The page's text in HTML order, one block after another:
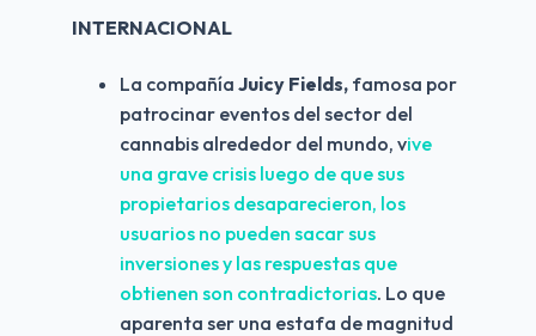
INTERNACIONAL
La compañía Juicy Fields, famosa por
patrocinar eventos del sector del
cannabis alrededor del mundo, vive
una grave crisis luego de que sus
propietarios desaparecieron, los
usuarios no pueden sacar sus
inversiones y las respuestas que
obtienen son contradictorias. Lo que
aparenta ser una estafa de magnitud